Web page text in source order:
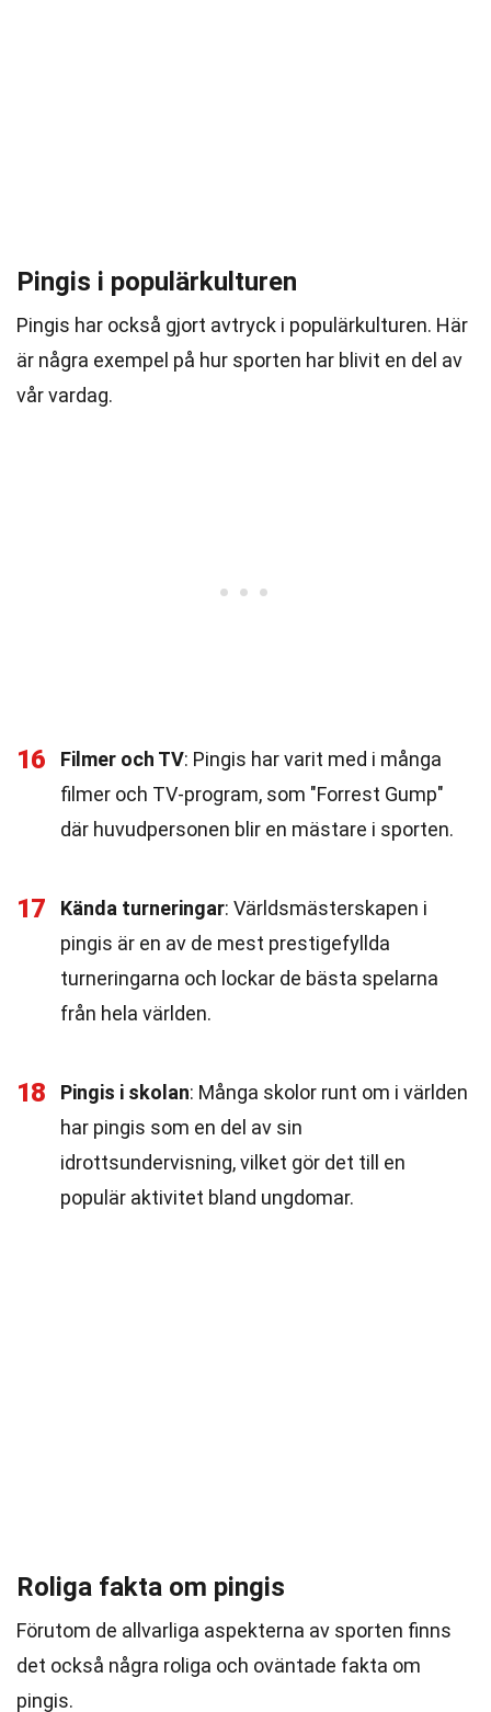
Pingis i populärkulturen
Pingis har också gjort avtryck i populärkulturen. Här
är några exempel på hur sporten har blivit en del av
vår vardag.
16 Filmer och TV: Pingis har varit med i många
filmer och TV-program, som "Forrest Gump"
där huvudpersonen blir en mästare i sporten.
17 Kända turneringar: Världsmästerskapen i
pingis är en av de mest prestigefyllda
turneringarna och lockar de bästa spelarna
från hela världen.
18 Pingis i skolan: Många skolor runt om i världen
har pingis som en del av sin
idrottsundervisning, vilket gör det till en
populär aktivitet bland ungdomar.
Roliga fakta om pingis
Förutom de allvarliga aspekterna av sporten finns
det också några roliga och oväntade fakta om
pingis.